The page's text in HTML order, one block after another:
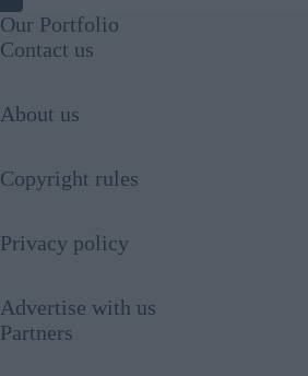
Our Portfolio
Contact us
About us
Copyright rules
Privacy policy
Advertise with us
Partners